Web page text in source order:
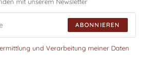
ABONNIEREN
und Verarbeitung meiner Daten